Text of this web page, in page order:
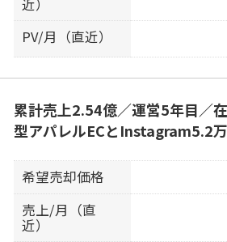
PV/月（直近）
累計売上2.54億／運営5年目／
型アパレルECとInstagram5.2
希望売却価格
売上/月（直
近）